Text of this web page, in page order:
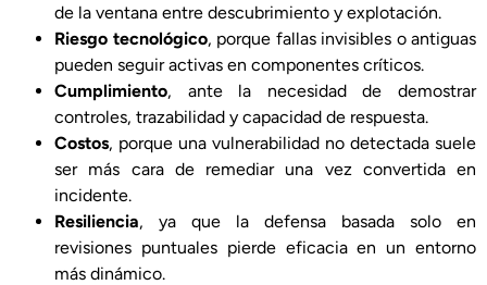
de la ventana entre descubrimiento y explotación.
Riesgo tecnológico, porque fallas invisibles o antiguas
pueden seguir activas en componentes críticos.
Cumplimiento, ante la necesidad de demostrar
controles, trazabilidad y capacidad de respuesta.
Costos, porque una vulnerabilidad no detectada suele
ser más cara de remediar una vez convertida en
incidente.
Resiliencia, ya que la defensa basada solo en
revisiones puntuales pierde eficacia en un entorno
más dinámico.